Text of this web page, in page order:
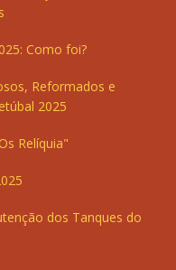
Como foi?
Reformados e
2025
Relíquia"
dos Tanques do